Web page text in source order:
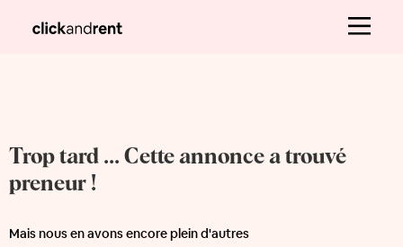
Trop tard ... Cette annonce a trouvé
preneur !
Mais nous en avons encore plein d'autres